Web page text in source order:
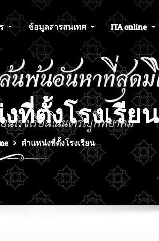
ข้อมูลสารสนเทศ ITA online
ที่ตั้งโรงเรียน
ตำแหน่งที่ตั้งโรงเรียน